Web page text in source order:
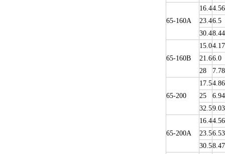
65-160A
16.44.56
23.46.5
30.48.44
65-160B
15.04.17
21.66.0
28
7.78
65-200
17.54.86
25
6.94
32.59.03
65-200A
16.44.56
23.56.53
30.58.47